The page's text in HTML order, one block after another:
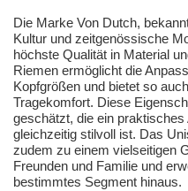
Die Marke Von Dutch,
Kultur und zeitgenössische
höchste Qualität in Material
Riemen ermöglicht die
Kopfgrößen und bietet so
Tragekomfort. Diese
geschätzt, die ein
gleichzeitig stilvoll ist. Das
zudem zu einem vielseitigen
Freunden und Familie und
bestimmtes Segment hinaus.